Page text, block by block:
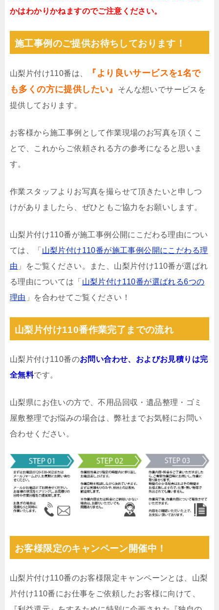
かはわかりかねますのでご注意ください。
施工事例のご提供お待ちしております！
山梨片付け110番は、
『より良いサービスを1名で
も多くの方に提供したい』
そんな想いでサービスを
提供しております。
お客様から施工事例として作業現場のお写真を頂くこ
とで、これからご依頼される方の参考になると思いま
す。
作業スタッフよりお写真を撮らせて頂きたいと申しつ
けがありましたら、ぜひともご協力をお願いします。
山梨片付け110番が施工事例公開にこだわる理由につい
ては、「 山梨片付け110番が施工事例公開にこだわる理
由 」をご覧ください。また、山梨片付け110番が選ばれ
る理由については「 山梨片付け110番が選ばれる6つの
理由 」を合わせてご覧ください！
山梨片付け110番作業完了までの流れ
山梨片付け110番のお問い合わせ、およびお見積りは完
全無料です。
山梨県にお住いの方で、不用品回収・遺品整理・ゴミ
屋敷整理でお悩みの場合は、弊社までお気軽にお問い
合わせください。
お客様限定のキャンペーン開催中！
山梨片付け110番のお客様限定キャンペーンとは、山梨
片付け110番にお仕事をご依頼したお客様に向けて、